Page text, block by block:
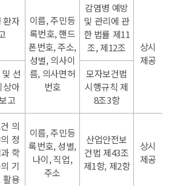
환자
이름, 주민등
록번호, 핸드
폰번호, 주소,
성별, 의사이
름, 의사면허
번호
감염병 예방
및 관리에 관
한 법률 제11
조, 제12조
상시
제공
선
상아
고
모자보건법
시행규칙 제
8조3항
의
정
학
기
활용
이름, 주민등
록번호, 성별,
나이, 직업,
주소
산업안전보
건법 제43조
제1항, 제2항
상시
제공